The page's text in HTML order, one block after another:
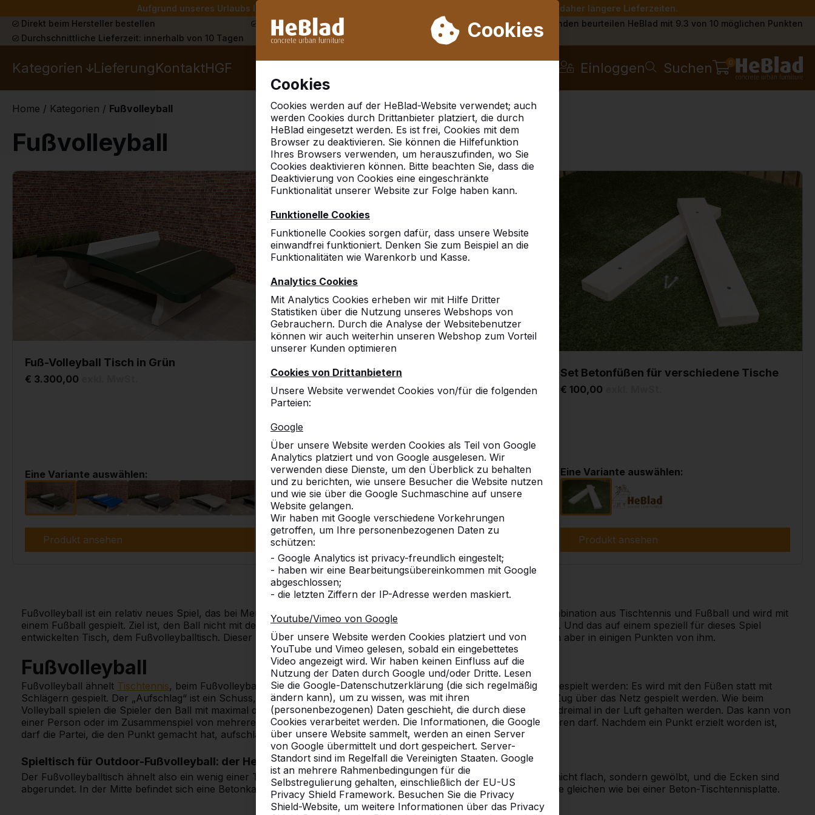
Aufgrund unseres Urlaubs liefern wir von Woche 31 bis Woche 33 nicht. Bitte berücksichtigen Sie daher längere Lieferzeiten.
Cookies
Cookies
Cookies werden auf der HeBlad-Website verwendet; auch
werden Cookies durch Drittanbieter platziert, die durch
HeBlad eingesetzt werden. Es ist frei, Cookies mit dem
Browser zu deaktivieren. Sie können die Hilfefunktion
Ihres Browsers verwenden, um herauszufinden, wo Sie
Cookies deaktivieren können. Bitte beachten Sie, dass die
Deaktivierung von Cookies eine eingeschränkte
Funktionalität unserer Website zur Folge haben kann.
Funktionelle Cookies
Funktionelle Cookies sorgen dafür, dass unsere Website
einwandfrei funktioniert. Denken Sie zum Beispiel an die
Funktionalitäten wie Warenkorb und Kasse.
Analytics Cookies
Mit Analytics Cookies erheben wir mit Hilfe Dritter
Statistiken über die Nutzung unseres Webshops von
Gebrauchern. Durch die Analyse der Websitebenutzer
können wir auch weiterhin unseren Webshop zum Vorteil
unserer Kunden optimieren
Cookies von Drittanbietern
Unsere Website verwendet Cookies von/für die folgenden
Parteien:
Google
Über unsere Website werden Cookies als Teil von Google
Analytics platziert und von Google ausgelesen. Wir
verwenden diese Dienste, um den Überblick zu behalten
und zu berichten, wie unsere Besucher die Website nutzen
und wie sie über die Google Suchmaschine auf unsere
Website gelangen.
Wir haben mit Google verschiedene Vorkehrungen
getroffen, um Ihre personenbezogenen Daten zu
schützen:
- Google Analytics ist privacy-freundlich eingestelt;
- haben wir eine Bearbeitungsübereinkommen mit Google
abgeschlossen;
- die letzten Ziffern der IP-Adresse werden maskiert.
Youtube/Vimeo von Google
Über unsere Website werden Cookies platziert und von
YouTube und Vimeo gelesen, sobald ein eingebettetes
Video angezeigt wird. Wir haben keinen Einfluss auf die
Nutzung der Daten durch Google und/oder Dritte. Lesen
Sie die Google-Datenschutzerklärung (die sich regelmäßig
ändern kann), um zu wissen, was mit ihren
(personenbezogenen) Daten geschieht, die durch diese
Cookies verarbeitet werden. Die Informationen, die Google
über unsere Website sammelt, werden an einen Server
von Google übermittelt und dort gespeichert. Server-
Standort sind im Regelfall die Vereinigten Staaten. Google
ist an mehrere Rahmenbedingungen für die
Selbstregulierung gehalten, einschließlich der EU-US
Privacy Shield Framework. Besuchen Sie die Privacy
Shield-Website, um weitere Informationen über das Privacy
Direkt beim Hersteller bestellen Schon mehr als 30.000 Produkten verkauft
Kunden beurteilen HeBlad mit 9.3 von 10 möglichen Punkten
Durchschnittliche Lieferzeit: innerhalb von 10 Tagen
Kategorien LieferungKontaktHGF Einloggen Suchen 0
Home / Kategorien / Fußvolleyball
Fußvolleyball
Fuß-Volleyball Tisch in Grün
€ 3.300,00
Eine Variante auswählen:
Produkt ansehen
€ 1.100,00 exkl. MwSt.
Eine Variante auswählen:
Produkt ansehen
Set Betonfüßen für verschiedene Tische
€ 100,00
Eine Variante auswählen:
Produkt ansehen
Fußvolleyball ist ein relativ neues Spiel, das bei Menschen aller Altersklassen beliebt ist. Es handelt sich um eine Kombination aus Tischtennis und Fußball und wird mit
einem Fußball gespielt. Ziel ist, den Ball nicht mit den Händen, sondern mit den Füßen auf die andere Seite zu spielen. Und das auf einem speziell für dieses Spiel
entwickelten Tisch, dem Fußvolleyballtisch. Dieser Tisch sieht einemTischtennistischsehr ähnlich, unterscheidet sich aber in einigen Punkten von ihm.
Fußvolleyball
Fußvolleyball ähnelt Tischtennis, beim Fußvolleyball darf der Ball jedoch nicht mit den Händen auf die andere Seite gespielt werden: Es wird mit den Füßen statt mit
Schlägern gespielt. Der „Aufschlag“ ist ein Schuss, bei dem man hinter der Grundlinie steht. Der Ball muss in einem Zug über das Netz gespielt werden. Wie beim
Volleyball spielen die Spieler den Ball mit maximal drei Ballkontakten zurück auf die Gegenseite. Der Ball muss dabei dreimal in der Luft gehalten werden. Das kann von
einer Person oder im Zusammenspiel von mehreren Spielern geschehen, wobei der Ball den Tisch nur einmal berühren darf. Nachdem ein Punkt erzielt worden ist,
darf die Partei, die den Punkt gemacht hat, aufschlagen. Ein technisches Spiel, das jedoch garantiert Spaß macht!
Spieltisch für Outdoor-Fußvolleyball: der HeBlad-Fußvolleyballtisch
Der Fußvolleyballtisch ähnelt also ein wenig einer Tischtennisplatte. Die Tischplatte ist beim Fußvolleyball allerdings nicht flach, sondern gewölbt, und die Ecken sind
abgerundet. In der Mitte befindet sich eine Betonkante, über die man den Ball spielt. Die Abmessungen sind jedoch die gleichen wie bei einer Beton-Tischtennisplatte.